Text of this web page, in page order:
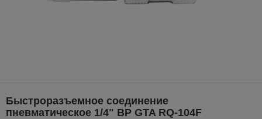
Быстроразъемное соединение
пневматическое 1/4" BP GTA RQ-104F